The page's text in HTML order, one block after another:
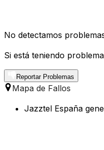
No detectamos
Si está teniendo
Reportar Problemas
Mapa de Fallos
Jazztel España